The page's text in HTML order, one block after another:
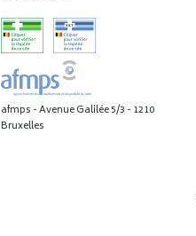
afmps - Avenue Galilée 5/3 - 1210
Bruxelles